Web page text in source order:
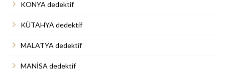
KONYA dedektif
KÜTAHYA dedektif
MALATYA dedektif
MANİSA dedektif